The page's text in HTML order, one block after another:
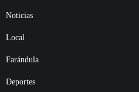
Noticias
Local
Farándula
Deportes